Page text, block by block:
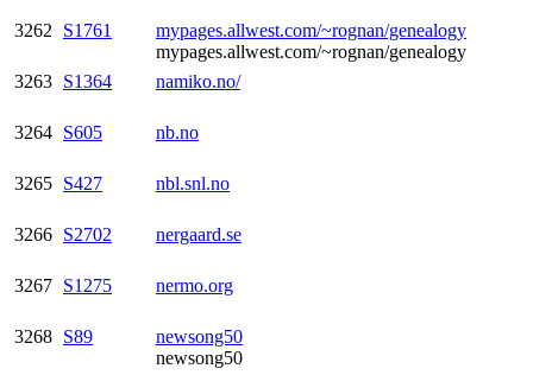
3262 S1761
mypages.allwest.com/~rognan/genealogy
mypages.allwest.com/~rognan/genealogy
3263 S1364 namiko.no/
3264 S605 nb.no
3265 S427 nbl.snl.no
3266 S2702 nergaard.se
3267 S1275 nermo.org
3268 S89
newsong50
newsong50